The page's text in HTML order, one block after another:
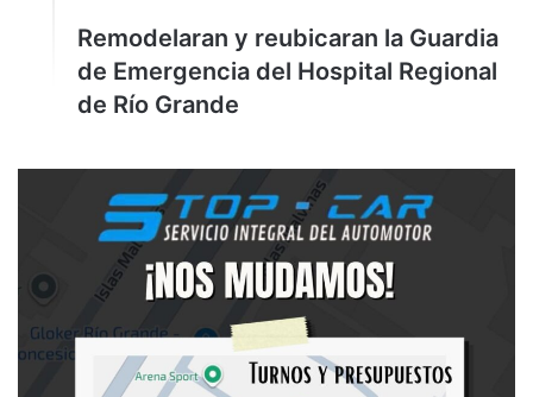
Remodelaran y reubicaran la Guardia
de Emergencia del Hospital Regional
de Río Grande